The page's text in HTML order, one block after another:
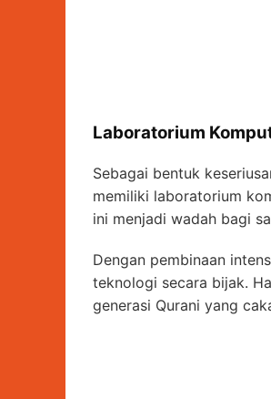
Laboratorium
Sebagai bentuk
memiliki laboratorium
ini menjadi wadah bagi
Dengan pembinaan
teknologi secara bijak.
generasi Qurani yang